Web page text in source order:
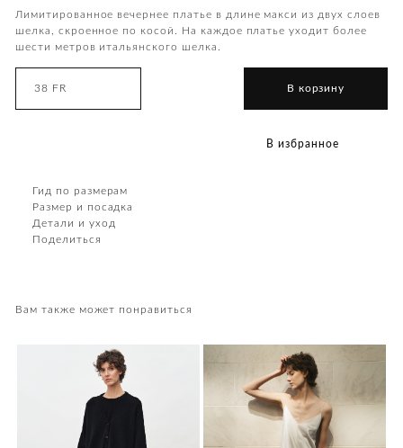
Лимитированное вечернее платье в длине макси из двух слоев
шелка, скроенное по косой. На каждое платье уходит более
шести метров итальянского шелка.
38 FR В корзину
В избранное
Гид по размерам
Размер и посадка
Детали и уход
Поделиться
Вам также может понравиться